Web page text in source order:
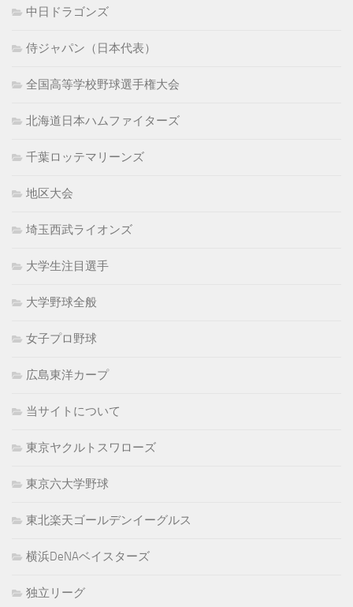
中日ドラゴンズ
侍ジャパン（日本代表）
全国高等学校野球選手権大会
北海道日本ハムファイターズ
千葉ロッテマリーンズ
地区大会
埼玉西武ライオンズ
大学生注目選手
大学野球全般
女子プロ野球
広島東洋カープ
当サイトについて
東京ヤクルトスワローズ
東京六大学野球
東北楽天ゴールデンイーグルス
横浜DeNAベイスターズ
独立リーグ